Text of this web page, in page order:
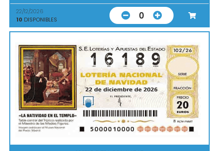
22/12/2026
10 DISPONIBLES 0